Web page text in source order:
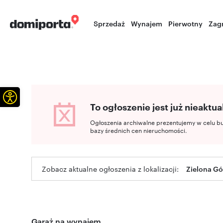
Sprzedaż Wynajem Pierwotny
To ogłoszenie jest już
Ogłoszenia archiwalne prezentujemy w celu
bazy średnich cen nieruchomości.
Zobacz aktualne ogłoszenia z lokalizacji: Zielona
Otwórz pasek narzędzi